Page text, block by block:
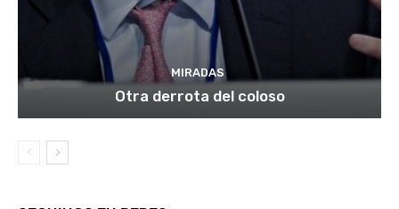
MIRADAS
Otra derrota del coloso